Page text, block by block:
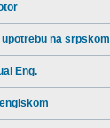
na srpskom
Eng.